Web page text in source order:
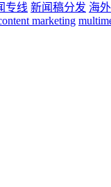
专线 新闻稿分发 海
marketing